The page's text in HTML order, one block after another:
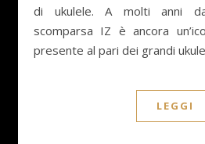
di ukulele. A molti anni
scomparsa IZ è ancora
presente al pari dei grandi
LEGGI